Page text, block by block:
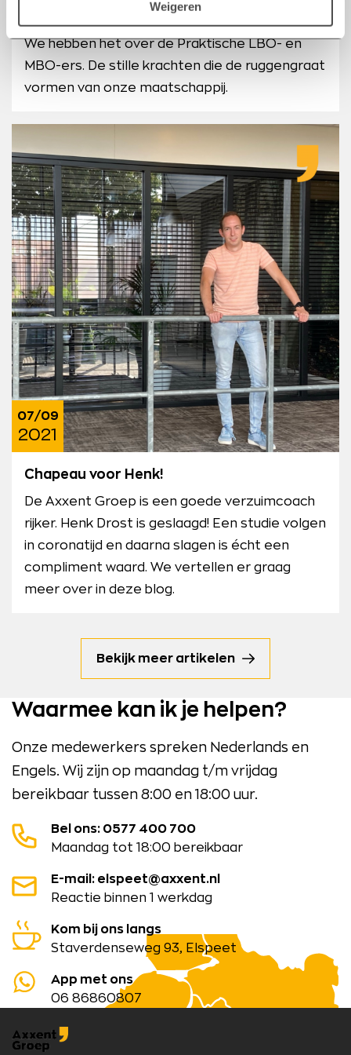
Weigeren
bijdrage aan onze samenleving is ongekend.
We hebben het over de Praktische LBO- en
MBO-ers. De stille krachten die de ruggengraat
vormen van onze maatschappij.
07/09
2021
Chapeau voor Henk!
De Axxent Groep is een goede verzuimcoach
rijker. Henk Drost is geslaagd! Een studie volgen
in coronatijd en daarna slagen is écht een
compliment waard. We vertellen er graag
meer over in deze blog.
Bekijk meer artikelen
Waarmee kan ik je helpen?
Onze medewerkers spreken Nederlands en
Engels. Wij zijn op maandag t/m vrijdag
bereikbaar tussen 8:00 en 18:00 uur.
Bel ons: 0577 400 700
Maandag tot 18:00 bereikbaar
E-mail: elspeet@axxent.nl
Reactie binnen 1 werkdag
Kom bij ons langs
Staverdenseweg 93, Elspeet
App met ons
06 86860807